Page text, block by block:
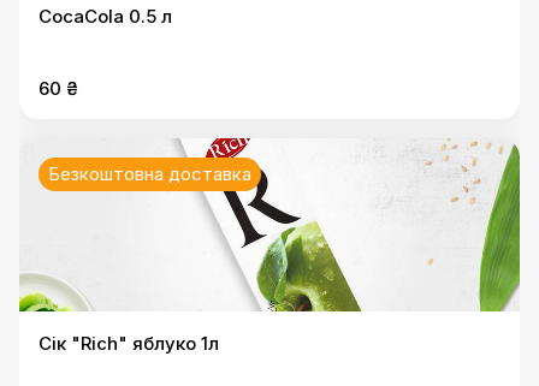
CocaCola 0.5 л
60 ₴
Безкоштовна доставка
Сік "Rich" яблуко 1л